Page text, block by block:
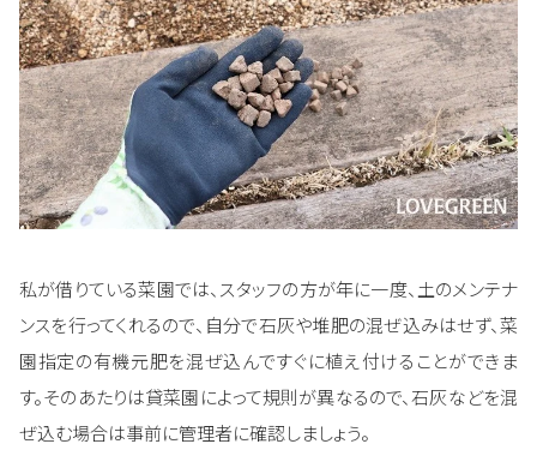
私が借りている菜園では、スタッフの方が年に一度、土のメンテナ
ンスを行ってくれるので、自分で石灰や堆肥の混ぜ込みはせず、菜
園指定の有機元肥を混ぜ込んですぐに植え付けることができま
す。そのあたりは貸菜園によって規則が異なるので、石灰などを混
ぜ込む場合は事前に管理者に確認しましょう。